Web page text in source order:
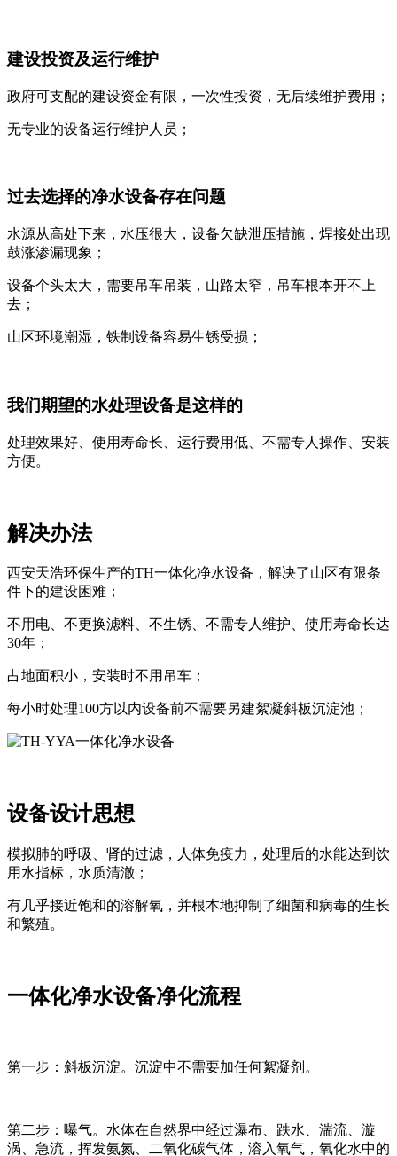
建设投资及运行维护
政府可支配的建设资金有限，一次性投资，无后续维护费用；
无专业的设备运行维护人员；
过去选择的净水设备存在问题
水源从高处下来，水压很大，设备欠缺泄压措施，焊接处出现
鼓涨渗漏现象；
设备个头太大，需要吊车吊装，山路太窄，吊车根本开不上
去；
山区环境潮湿，铁制设备容易生锈受损；
我们期望的水处理设备是这样的
处理效果好、使用寿命长、运行费用低、不需专人操作、安装
方便。
解决办法
西安天浩环保生产的TH一体化净水设备，解决了山区有限条
件下的建设困难；
不用电、不更换滤料、不生锈、不需专人维护、使用寿命长达
30年；
占地面积小，安装时不用吊车；
每小时处理100方以内设备前不需要另建絮凝斜板沉淀池；
设备设计思想
模拟肺的呼吸、肾的过滤，人体免疫力，处理后的水能达到饮
用水指标，水质清澈；
有几乎接近饱和的溶解氧，并根本地抑制了细菌和病毒的生长
和繁殖。
一体化净水设备净化流程
第一步：斜板沉淀。沉淀中不需要加任何絮凝剂。
第二步：曝气。水体在自然界中经过瀑布、跌水、湍流、漩
涡、急流，挥发氨氮、二氧化碳气体，溶入氧气，氧化水中的